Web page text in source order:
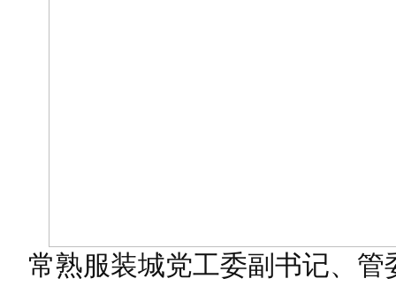
常熟服装城党工委副书记、管